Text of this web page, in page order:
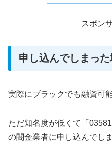
スポン
申し込んでしまっ
実際にブラックでも融資可
ただ知名度が低くて「
の闇金業者に申し込んでし